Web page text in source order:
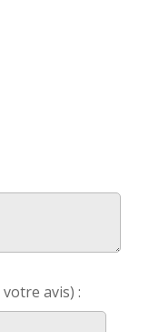
avis) :